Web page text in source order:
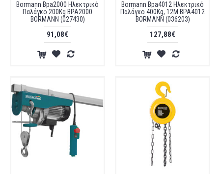
Bormann Bpa2000 Ηλεκτρικό
Παλάγκο 200Kg BPA2000
BORMANN (027430)
91,08€
Bormann Bpa4012 Ηλεκτρικό
Παλάγκο 400Kg, 12M BPA4012
BORMANN (036203)
127,88€